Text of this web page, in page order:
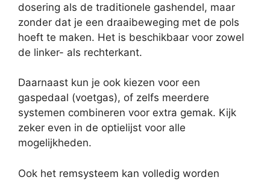
dosering als de traditionele gashendel, maar
zonder dat je een draaibeweging met de pols
hoeft te maken. Het is beschikbaar voor zowel
de linker- als rechterkant.
Daarnaast kun je ook kiezen voor een
gaspedaal (voetgas), of zelfs meerdere
systemen combineren voor extra gemak. Kijk
zeker even in de optielijst voor alle
mogelijkheden.
Ook het remsysteem kan volledig worden